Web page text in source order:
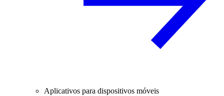
Aplicativos para dispositivos móveis